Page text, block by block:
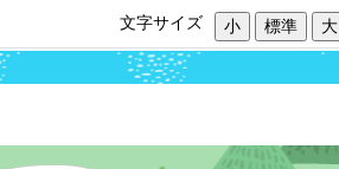
文字サイズ 小 標準 大